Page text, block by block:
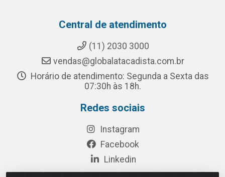
Central de atendimento
(11) 2030 3000
vendas@globalatacadista.com.br
Horário de atendimento: Segunda a Sexta das
07:30h às 18h.
Redes sociais
Instagram
Facebook
Linkedin